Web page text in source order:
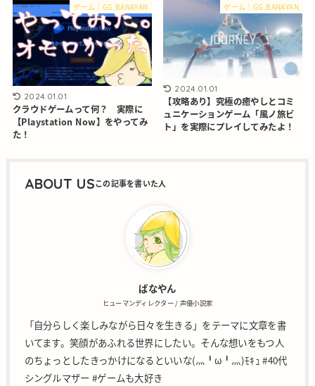
ゲーム｜GG.BANAYAN
2024.01.01
クラウドゲームって何？ 実際に
【Playstation Now】をやってみ
た！
ゲーム｜GG.BANAYAN
2024.01.01
【攻略あり】究極の癒やしとコミ
ュニケーションゲーム「風ノ旅ビ
ト」を実際にプレイしてみたよ！
ABOUT US
ばなやん
ヒューマンディレクター / 声優小説家
「自分らしく楽しみながら日々を生きる」をテーマに文章を書
いてます。笑顔があふれる世界にしたい。そんな想いをもつ人
のちょっとしたきっかけになるといいな(灬╹ω╹灬)ﾓｷｭ #40代
シングルマザー #ゲームも大好き